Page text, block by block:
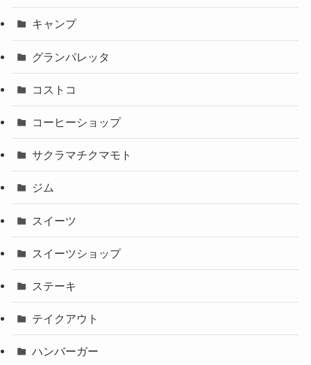
キャンプ
グランパレッタ
コストコ
コーヒーショップ
サクラマチクマモト
ジム
スイーツ
スイーツショップ
ステーキ
テイクアウト
ハンバーガー